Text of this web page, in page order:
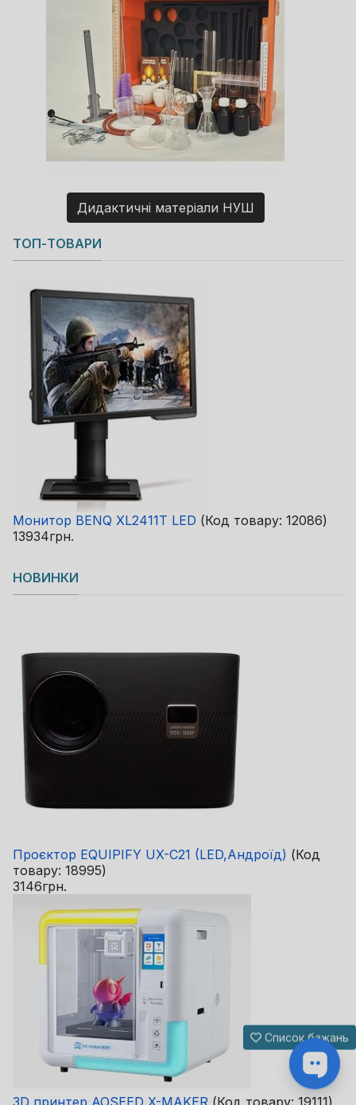
Дидактичні матеріали НУШ
Copyright MAXXmarketing GmbH
JoomShopping Download & Support
ТОП-ТОВАРИ
Монитор BENQ XL2411T LED (Код товару: 12086)
13934грн.
НОВИНКИ
Проєктор EQUIPIFY UX-C21 (LED,Андроїд) (Код
товару: 18995)
3146грн.
3D принтер AOSEED X-MAKER (Код товару: 19111)
Список бажань